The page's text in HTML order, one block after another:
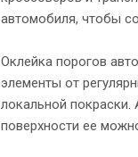
автомобиля, чтобы
Оклейка порогов
элементы от
локальной покраски.
поверхности ее